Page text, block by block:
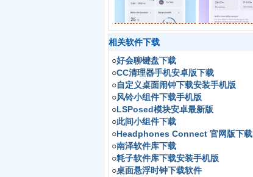
相关软件下载
○好会聊键盘下载
○CC清理器手机安卓版下载
○自定义桌面闹钟下载安装手机版
○风铃小组件下载手机版
○LSPosed模块安卓最新版
○此间小组件下载
○Headphones Connect 官网版下载
○南泽软件库下载
○耗子软件库下载安装手机版
○桌面悬浮时钟下载软件